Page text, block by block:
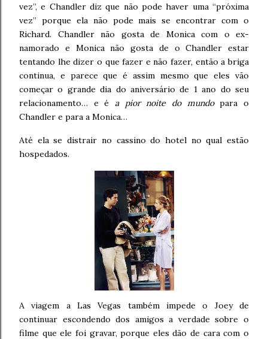
vez”, e Chandler diz que não pode haver uma “próxima
vez” porque ela não pode mais se encontrar com o
Richard. Chandler não gosta de Monica com o ex-
namorado e Monica não gosta de o Chandler estar
tentando lhe dizer o que fazer e não fazer, então a briga
continua, e parece que é assim mesmo que eles vão
começar o grande dia do aniversário de 1 ano do seu
relacionamento… e é a pior noite do mundopara o
Chandler e para a Monica…
Até ela se distrair no cassino do hotel no qual estão
hospedados.
A viagem a Las Vegas também impede o Joey de
continuar escondendo dos amigos a verdade sobre o
filme que ele foi gravar, porque eles dão de cara com o